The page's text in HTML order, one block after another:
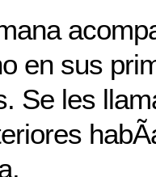
en sus
Se les